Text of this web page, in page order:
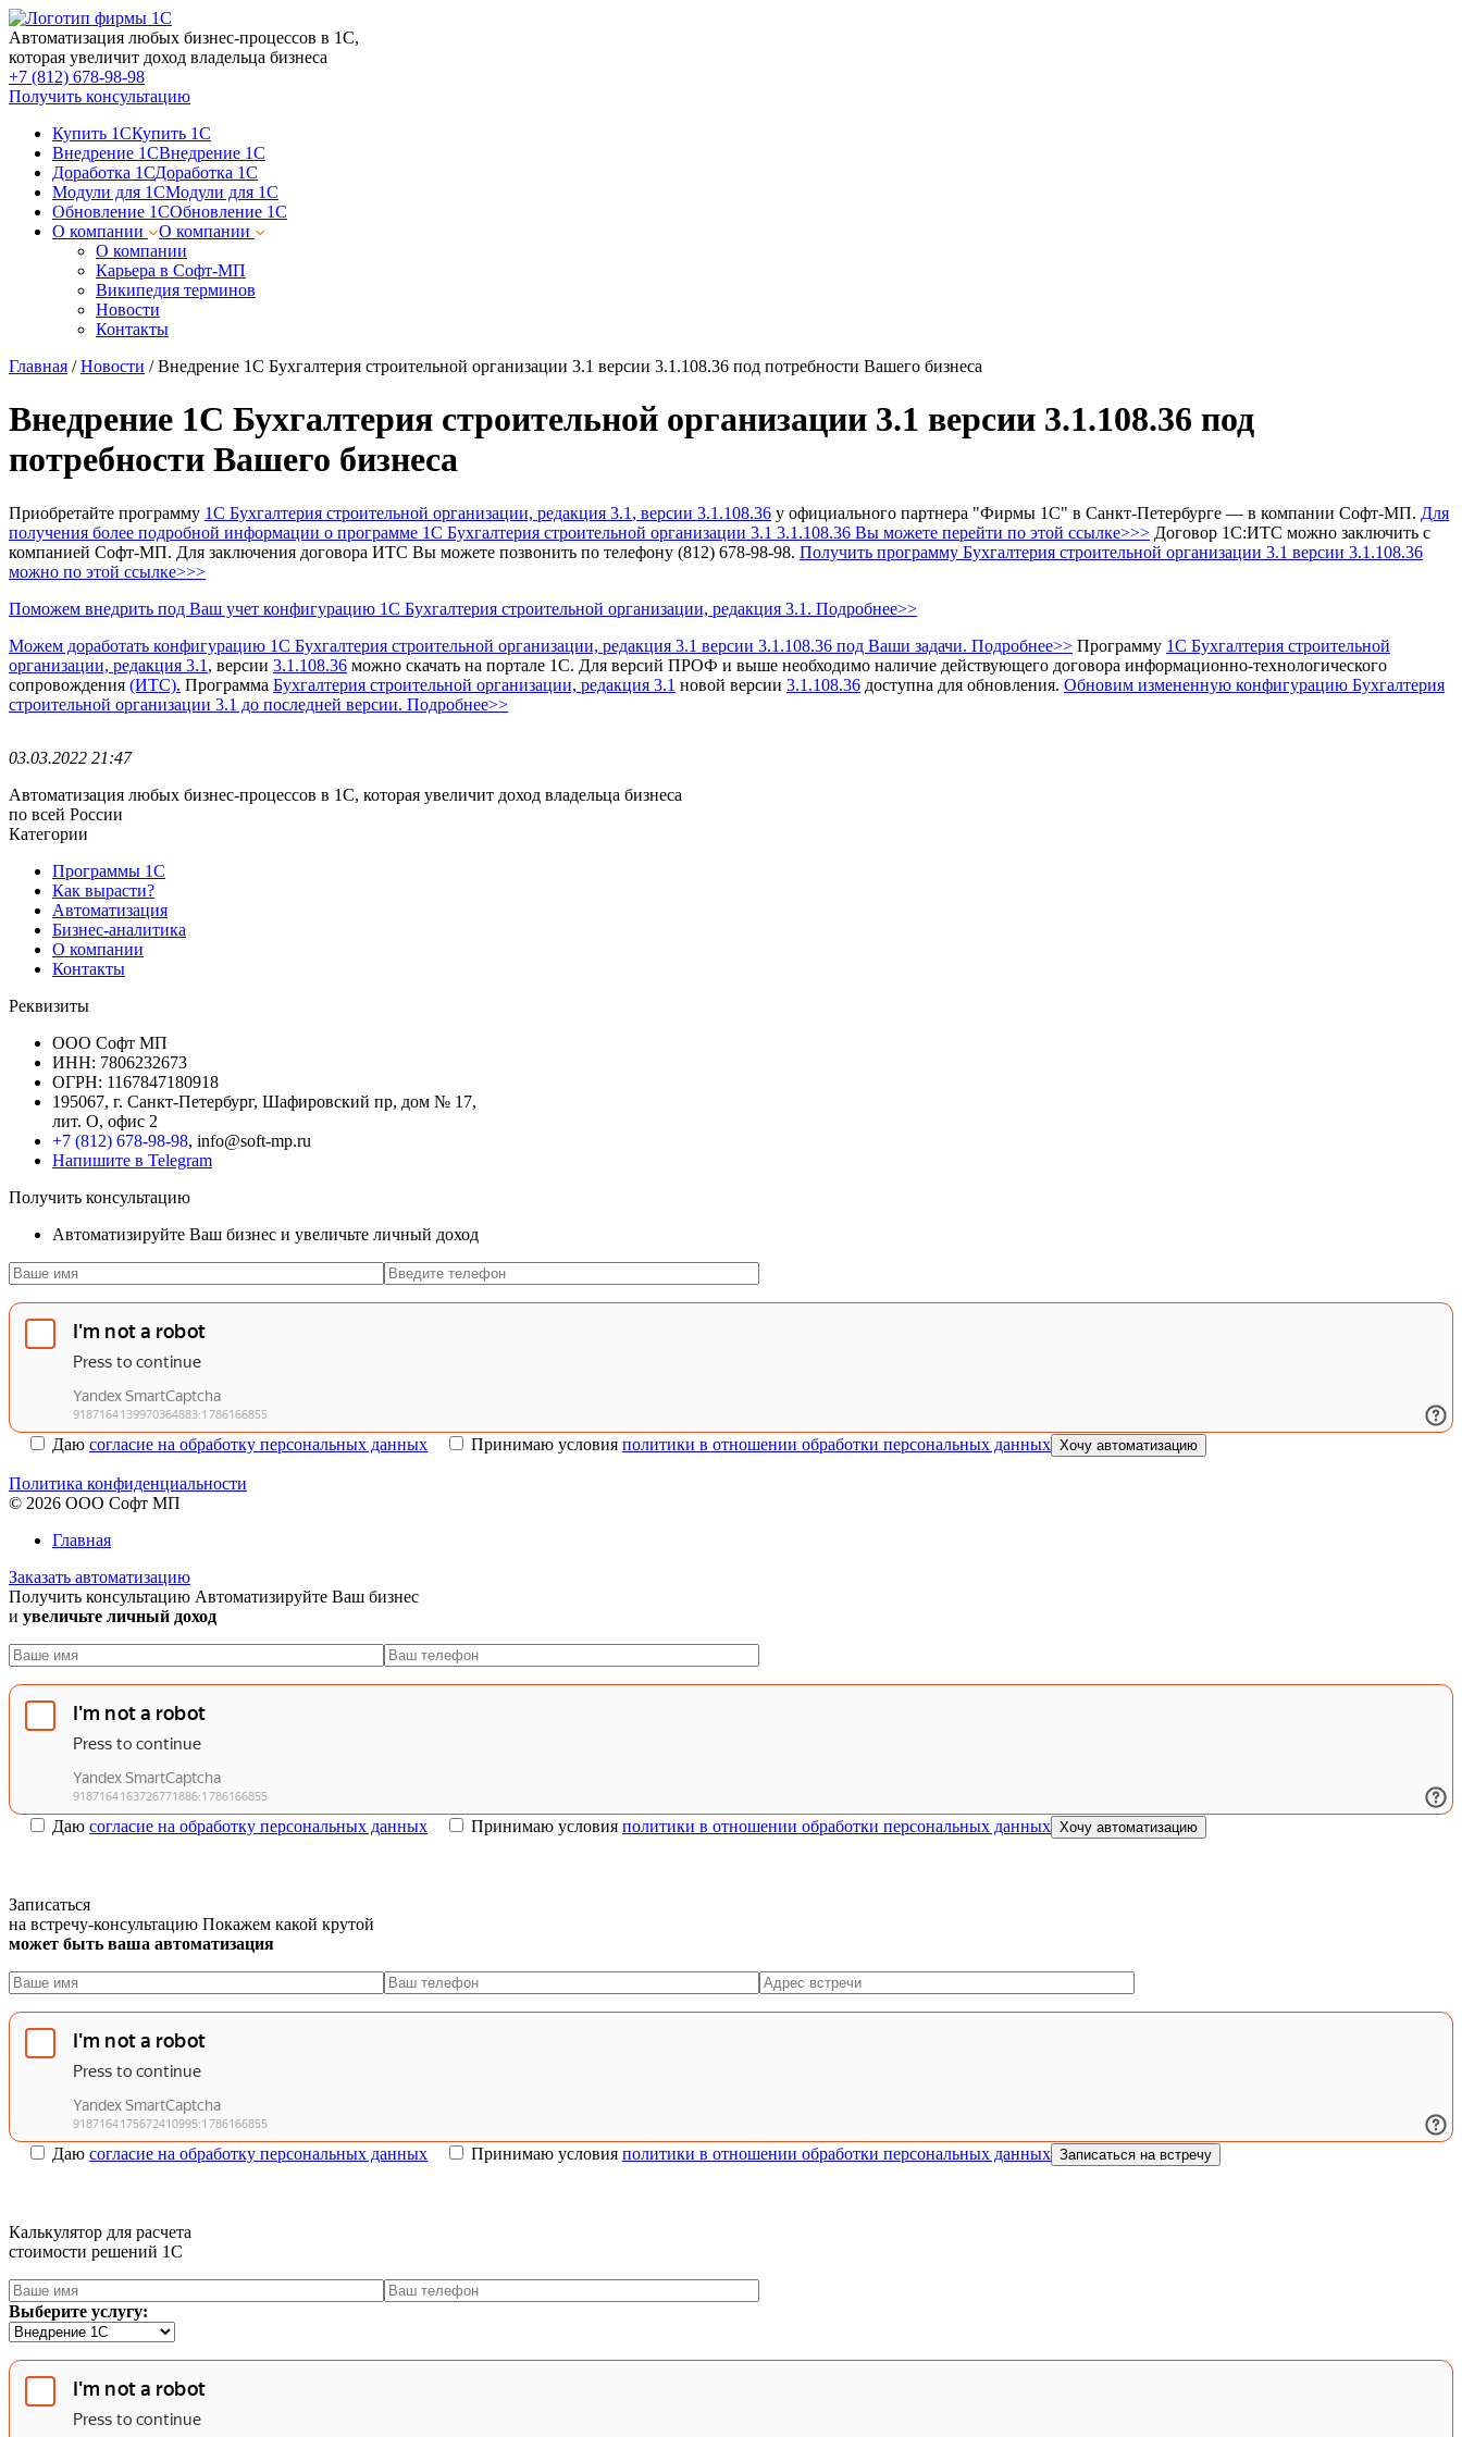
Автоматизация любых бизнес-процессов в 1С,
которая увеличит доход владельца бизнеса
+7 (812) 678-98-98
Получить консультацию
Купить 1СКупить 1С
Внедрение 1СВнедрение 1С
Доработка 1СДоработка 1С
Модули для 1СМодули для 1С
Обновление 1СОбновление 1С
О компании
О компании
О компании
Карьера в Софт-МП
Википедия терминов
Новости
Контакты
Главная /Новости /Внедрение 1С Бухгалтерия строительной организации 3.1 версии 3.1.108.36 под потребности Вашего бизнеса
Внедрение 1С Бухгалтерия строительной организации 3.1 версии 3.1.108.36 под
потребности Вашего бизнеса
Приобретайте программу 1С Бухгалтерия строительной организации, редакция 3.1 , версии 3.1.108.36 у официального партнера "Фирмы 1С" в Санкт-Петербурге — в компании Софт-МП. Для
получения более подробной информации о программе 1С Бухгалтерия строительной организации 3.1 3.1.108.36 Вы можете перейти по этой ссылке>>> Договор 1С:ИТС можно заключить с
компанией Софт-МП. Для заключения договора ИТС Вы можете позвонить по телефону (812) 678-98-98. Получить программу Бухгалтерия строительной организации 3.1 версии 3.1.108.36
можно по этой ссылке>>>
Поможем внедрить под Ваш учет конфигурацию 1С Бухгалтерия строительной организации, редакция 3.1. Подробнее>>
Можем доработать конфигурацию 1С Бухгалтерия строительной организации, редакция 3.1 версии 3.1.108.36 под Ваши задачи. Подробнее>> Программу 1С Бухгалтерия строительной
организации, редакция 3.1 , версии 3.1.108.36 можно скачать на портале 1С. Для версий ПРОФ и выше необходимо наличие действующего договора информационно-технологического
сопровождения (ИТС). Программа Бухгалтерия строительной организации, редакция 3.1 новой версии 3.1.108.36 доступна для обновления. Обновим измененную конфигурацию Бухгалтерия
строительной организации 3.1 до последней версии. Подробнее>>
03.03.2022 21:47
Автоматизация любых бизнес-процессов в 1С, которая увеличит доход владельца бизнеса
по всей России
Категории
Программы 1С
Как вырасти?
Автоматизация
Бизнес-аналитика
О компании
Контакты
Реквизиты
ООО Софт МП
ИНН: 7806232673
ОГРН: 1167847180918
195067, г. Санкт-Петербург, Шафировский пр, дом № 17,
лит. О, офис 2
+7 (812) 678-98-98, info@soft-mp.ru
Напишите в Telegram
Получить консультацию
Автоматизируйте Ваш бизнес и увеличьте личный доход
Даю согласие на обработку персональных данных Принимаю условия политики в отношении обработки персональных данных Хочу автоматизацию
Политика конфиденциальности
© 2026 ООО Софт МП
Главная
Заказать автоматизацию
Получить консультацию Автоматизируйте Ваш бизнес
и увеличьте личный доход
Даю согласие на обработку персональных данных Принимаю условия политики в отношении обработки персональных данных Хочу автоматизацию
Записаться
на встречу-консультацию Покажем какой крутой
может быть ваша автоматизация
Даю согласие на обработку персональных данных Принимаю условия политики в отношении обработки персональных данных Записаться на встречу
Калькулятор для расчета
стоимости решений 1C
Выберите услугу: